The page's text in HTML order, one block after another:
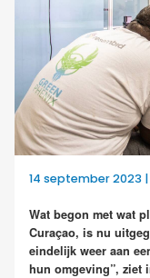
14 september 2023 |
Wat begon met wat
Curaçao, is nu
eindelijk weer aan
hun omgeving”, ziet